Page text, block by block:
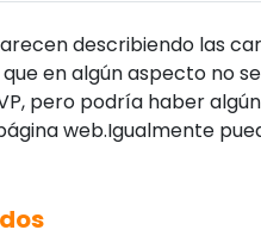
describiendo las
en algún aspecto no
pero podría haber
web.Igualmente